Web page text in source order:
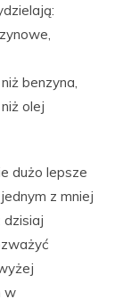
benzyna,
olej
dużo lepsze
z mniej
dzisiaj
w